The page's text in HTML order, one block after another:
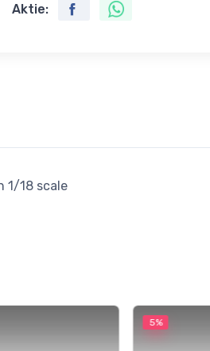
Aktie:
1/18 scale
5%